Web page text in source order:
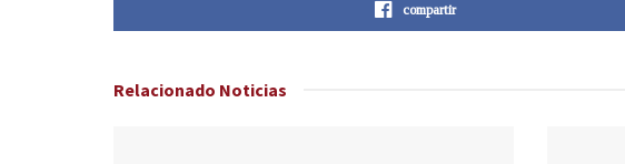
compartir
Relacionado Noticias